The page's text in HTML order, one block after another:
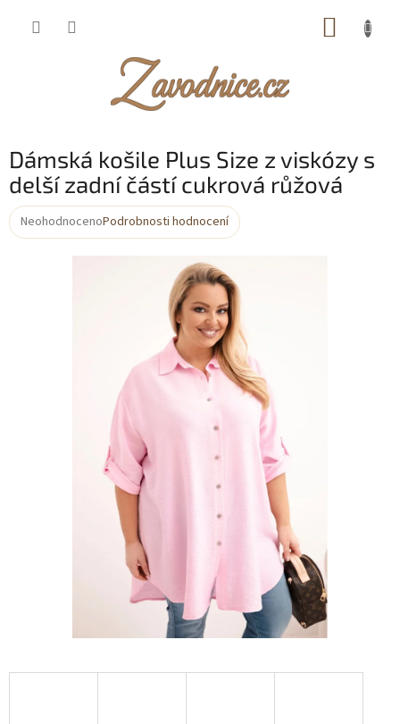
Dámská košile Plus Size z viskózy s
delší zadní částí cukrová růžová
Průměrné
NeohodnocenoPodrobnosti hodnocení